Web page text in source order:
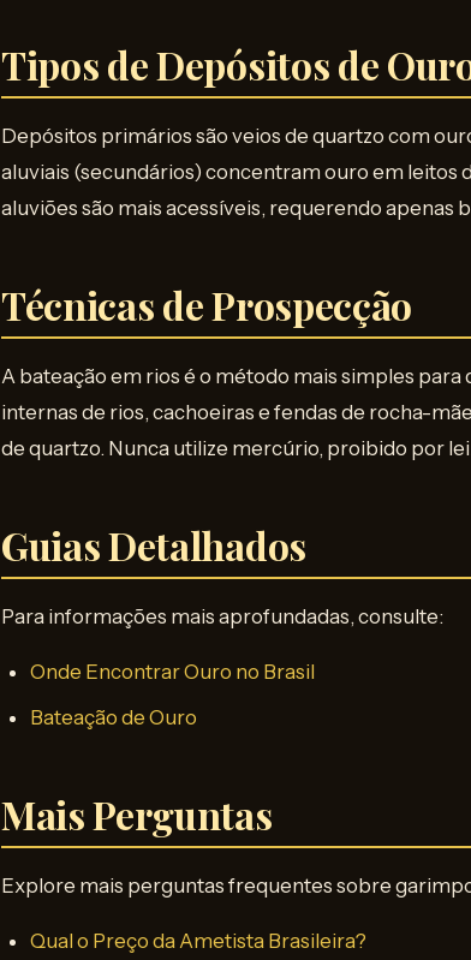
Tipos de Depósitos de
Depósitos primários são veios de quartzo com
aluviais (secundários) concentram ouro em leitos
aluviões são mais acessíveis, requerendo apenas
Técnicas de Prospecção
A bateação em rios é o método mais simples
internas de rios, cachoeiras e fendas de rocha-
de quartzo. Nunca utilize mercúrio, proibido por
Guias Detalhados
Para informações mais aprofundadas, consulte:
Onde Encontrar Ouro no Brasil
Bateação de Ouro
Mais Perguntas
Explore mais perguntas frequentes sobre
Qual o Preço da Ametista Brasileira?